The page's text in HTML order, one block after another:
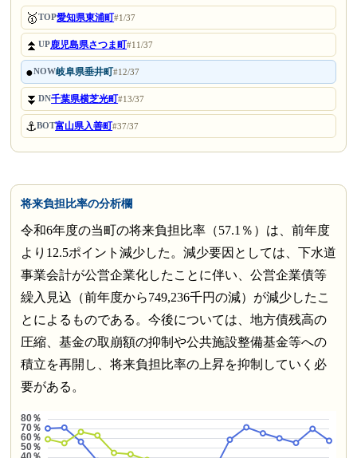
🥇TOP愛知県東浦町#1/37
⏫UP鹿児島県さつま町#11/37
●NOW岐阜県垂井町#12/37
⏬DN千葉県横芝光町#13/37
⚓BOT富山県入善町#37/37
将来負担比率の分析欄
令和6年度の当町の将来負担比率（57.1％）は、前年度
より12.5ポイント減少した。減少要因としては、下水道
事業会計が公営企業化したことに伴い、公営企業債等
繰入見込（前年度から749,236千円の減）が減少したこ
とによるものである。今後については、地方債残高の
圧縮、基金の取崩額の抑制や公共施設整備基金等への
積立を再開し、将来負担比率の上昇を抑制していく必
要がある。